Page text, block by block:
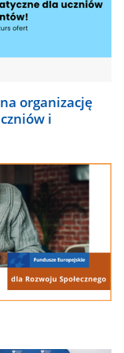
organizację
i